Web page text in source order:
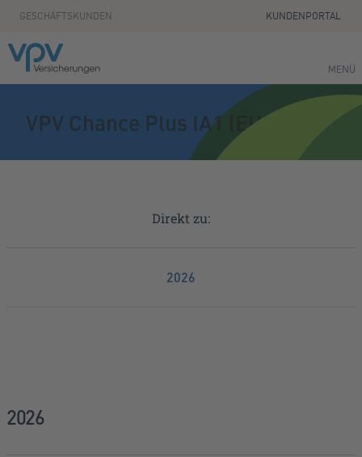
Zum Seiteninhalt springen
GESCHÄFTSKUNDEN KUNDENPORTAL
MENÜ
VPV Chance Plus IA1 (EUR) Acc
Direkt zu:
2026
2026